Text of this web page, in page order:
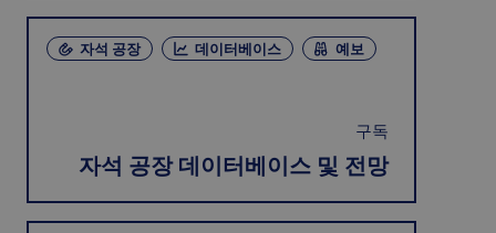
자석 공장 데이터베이스 예보
구독
자석 공장 데이터베이스 및 전망